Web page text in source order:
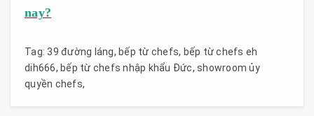
nay?
Tag: 39 đường láng, bếp từ chefs, bếp từ chefs eh
dih666, bếp từ chefs nhập khẩu Đức, showroom ủy
quyền chefs,